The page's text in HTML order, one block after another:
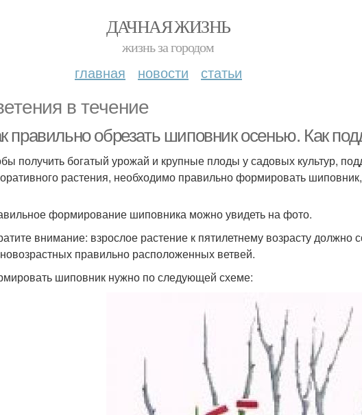
ДАЧНАЯ ЖИЗНЬ
жизнь за городом
главная новости статьи
в течение
правильно обрезать шиповник осенью. Как
получить богатый урожай и крупные плоды у садовых культур,
растения, необходимо правильно формировать шиповник,
формирование шиповника можно увидеть на фото.
внимание: взрослое растение к пятилетнему возрасту должно
правильно расположенных ветвей.
шиповник нужно по следующей схеме: